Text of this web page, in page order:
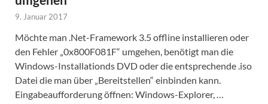
9. Januar 2017
Möchte man .Net-Framework 3.5 offline installieren oder
den Fehler „0x800F081F“ umgehen, benötigt man die
Windows-Installationds DVD oder die entsprechende .iso
Datei die man über „Bereitstellen“ einbinden kann.
Eingabeaufforderung öffnen: Windows-Explorer, …